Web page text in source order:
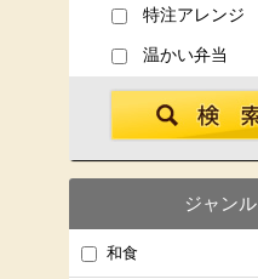
特注アレンジ
温かい弁当
ジャンル
和食